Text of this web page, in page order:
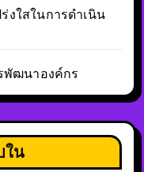
งใสในการดำเนิน
พัฒนาองค์กร
ใน